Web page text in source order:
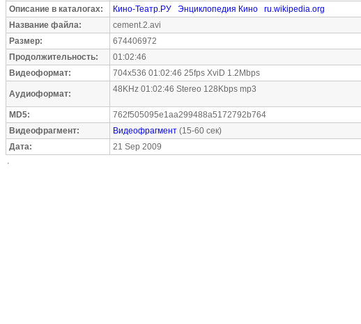
Описание в каталогах:
Кино-Театр.РУ Энциклопедия Кино
ru.wikipedia.org
Название файла:
cement.2.avi
Размер:
674406972
Продолжительность:
01:02:46
Видеоформат:
704x536 01:02:46 25fps XviD 1.2Mbps
Аудиоформат: 48KHz 01:02:46 Stereo 128Kbps mp3
MD5:
762f505095e1aa299488a5172792b764
Видеофрагмент:
Видеофрагмент (15-60 сек)
Дата:
21 Sep 2009